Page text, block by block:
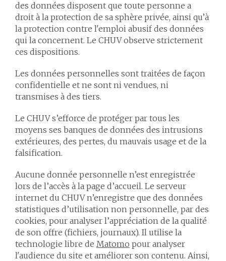
des données disposent que toute personne a
droit à la protection de sa sphère privée, ainsi qu’à
la protection contre l'emploi abusif des données
qui la concernent. Le CHUV observe strictement
ces dispositions.
Les données personnelles sont traitées de façon
confidentielle et ne sont ni vendues, ni
transmises à des tiers.
Le CHUV s’efforce de protéger par tous les
moyens ses banques de données des intrusions
extérieures, des pertes, du mauvais usage et de la
falsification.
Aucune donnée personnelle n’est enregistrée
lors de l’accès à la page d’accueil. Le serveur
internet du CHUV n’enregistre que des données
statistiques d’utilisation non personnelle, par des
cookies, pour analyser l’appréciation de la qualité
de son offre (fichiers, journaux). Il utilise la
technologie libre de Matomo pour analyser
l'audience du site et améliorer son contenu. Ainsi,